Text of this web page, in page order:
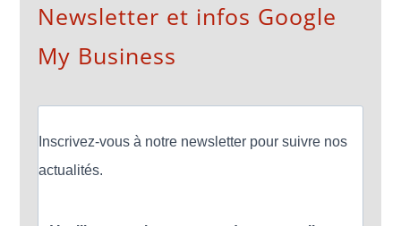
Newsletter et infos Google
My Business
Inscrivez-vous à notre newsletter pour suivre nos
actualités.